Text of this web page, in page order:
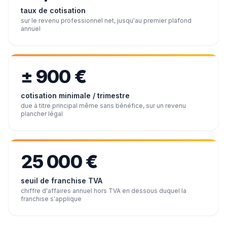
taux de cotisation
sur le revenu professionnel net, jusqu'au premier plafond
annuel
± 900 €
cotisation minimale / trimestre
due à titre principal même sans bénéfice, sur un revenu
plancher légal
25 000 €
seuil de franchise TVA
chiffre d'affaires annuel hors TVA en dessous duquel la
franchise s'applique